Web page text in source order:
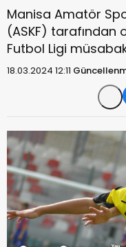
Manisa Amatör
(ASKF) tarafından
Futbol Ligi
18.03.2024 12:11